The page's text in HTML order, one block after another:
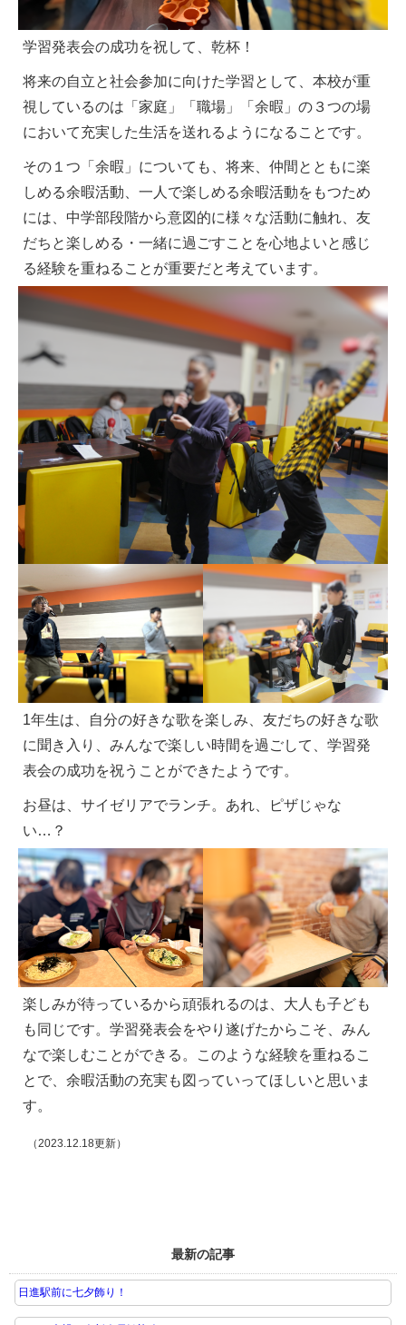
学習発表会の成功を祝して、乾杯！
将来の自立と社会参加に向けた学習として、本校が重
視しているのは「家庭」「職場」「余暇」の３つの場
において充実した生活を送れるようになることです。
その１つ「余暇」についても、将来、仲間とともに楽
しめる余暇活動、一人で楽しめる余暇活動をもつため
には、中学部段階から意図的に様々な活動に触れ、友
だちと楽しめる・一緒に過ごすことを心地よいと感じ
る経験を重ねることが重要だと考えています。
1年生は、自分の好きな歌を楽しみ、友だちの好きな歌
に聞き入り、みんなで楽しい時間を過ごして、学習発
表会の成功を祝うことができたようです。
お昼は、サイゼリアでランチ。あれ、ピザじゃな
い…？
楽しみが待っているから頑張れるのは、大人も子ども
も同じです。学習発表会をやり遂げたからこそ、みん
なで楽しむことができる。このような経験を重ねるこ
とで、余暇活動の充実も図っていってほしいと思いま
す。
（2023.12.18更新）
最新の記事
日進駅前に七夕飾り！